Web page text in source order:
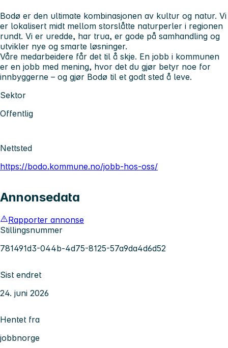
Bodø er den ultimate kombinasjonen av kultur og natur. Vi
er lokalisert midt mellom storslåtte naturperler i regionen
rundt. Vi er uredde, har trua, er gode på samhandling og
utvikler nye og smarte løsninger.
Våre medarbeidere får det til å skje. En jobb i kommunen
er en jobb med mening, hvor det du gjør betyr noe for
innbyggerne – og gjør Bodø til et godt sted å leve.
Sektor
Offentlig
Nettsted
https://bodo.kommune.no/jobb-hos-oss/
Annonsedata
Rapporter annonse
Stillingsnummer
781491d3-044b-4d75-8125-57a9da4d6d52
Sist endret
24. juni 2026
Hentet fra
jobbnorge